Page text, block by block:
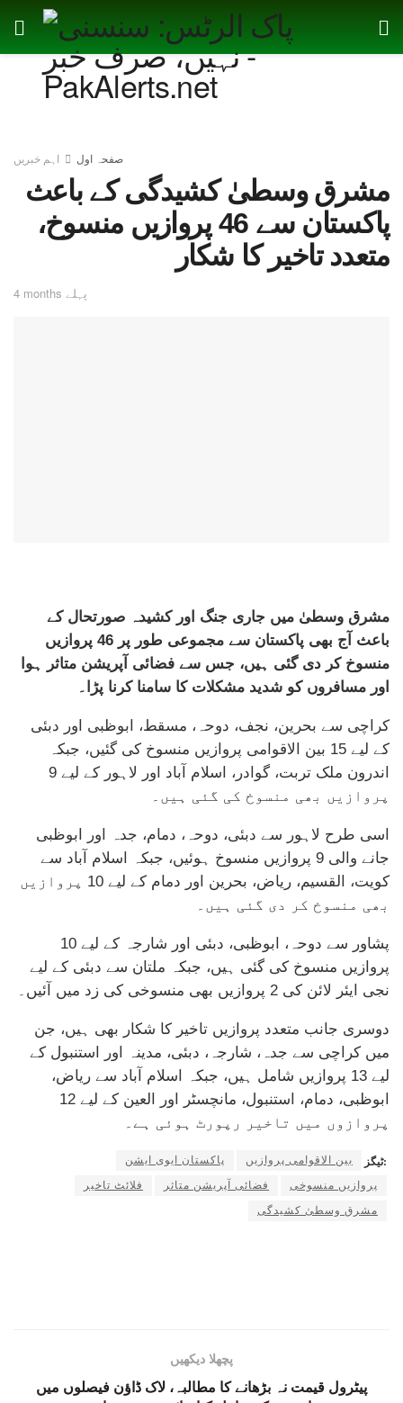
صفحہ اول اہم خبریں
مشرق وسطیٰ کشیدگی کے باعث
پاکستان سے 46 پروازیں منسوخ،
متعدد تاخیر کا شکار
4 months پہلے
مشرق وسطیٰ میں جاری جنگ اور کشیدہ صورتحال کے
باعث آج بھی پاکستان سے مجموعی طور پر 46 پروازیں
منسوخ کر دی گئی ہیں، جس سے فضائی آپریشن متاثر ہوا
اور مسافروں کو شدید مشکلات کا سامنا کرنا پڑا۔
کراچی سے بحرین، نجف، دوحہ، مسقط، ابوظبی اور دبئی
کے لیے 15 بین الاقوامی پروازیں منسوخ کی گئیں، جبکہ
اندرون ملک تربت، گوادر، اسلام آباد اور لاہور کے لیے 9
پروازیں بھی منسوخ کی گئی ہیں۔
اسی طرح لاہور سے دبئی، دوحہ، دمام، جدہ اور ابوظبی
جانے والی 9 پروازیں منسوخ ہوئیں، جبکہ اسلام آباد سے
کویت، القسیم، ریاض، بحرین اور دمام کے لیے 10 پروازیں
بھی منسوخ کر دی گئی ہیں۔
پشاور سے دوحہ، ابوظبی، دبئی اور شارجہ کے لیے 10
پروازیں منسوخ کی گئی ہیں، جبکہ ملتان سے دبئی کے لیے
نجی ایئر لائن کی 2 پروازیں بھی منسوخی کی زد میں آئیں۔
دوسری جانب متعدد پروازیں تاخیر کا شکار بھی ہیں، جن
میں کراچی سے جدہ، شارجہ، دبئی، مدینہ اور استنبول کے
لیے 13 پروازیں شامل ہیں، جبکہ اسلام آباد سے ریاض،
ابوظبی، دمام، استنبول، مانچسٹر اور العین کے لیے 12
پروازوں میں تاخیر رپورٹ ہوئی ہے۔
ٹیگز: بین الاقوامی پروازیں
پاکستان ایوی ایشن
پروازیں منسوخی
فضائی آپریشن متاثر
فلائٹ تاخیر
مشرق وسطیٰ کشیدگی
پچھلا دیکھیں
پیٹرول قیمت نہ بڑھانے کا مطالبہ، لاک ڈاؤن فیصلوں میں